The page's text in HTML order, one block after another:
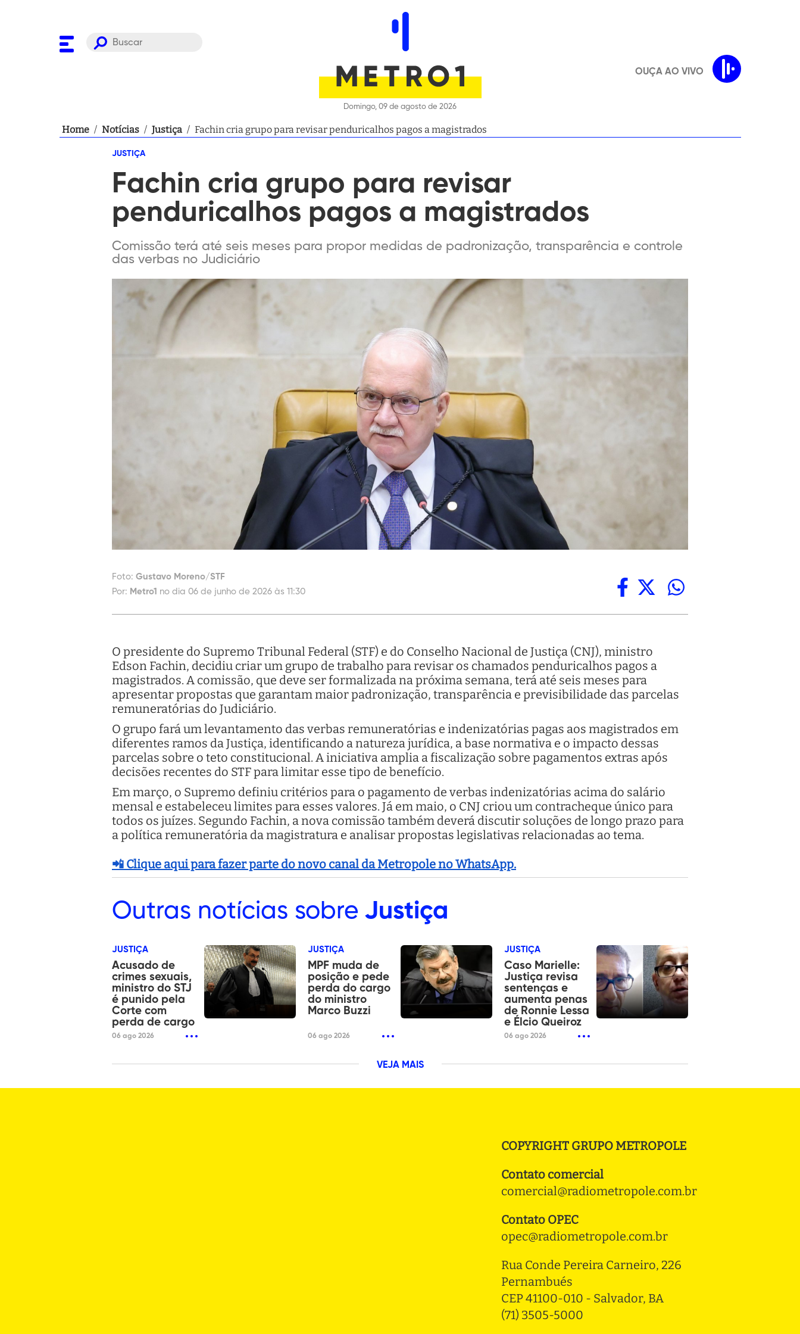
Domingo, 09 de agosto de 2026
OUÇA AO VIVO
Home / Notícias / Justiça / Fachin cria grupo para revisar penduricalhos pagos a magistrados
JUSTIÇA
Fachin cria grupo para revisar
penduricalhos pagos a magistrados
Comissão terá até seis meses para propor medidas de padronização, transparência e controle
das verbas no Judiciário
Foto: Gustavo Moreno/STF
Por: Metro1 no dia 06 de junho de 2026 às 11:30
O presidente do Supremo Tribunal Federal (STF) e do Conselho Nacional de Justiça (CNJ), ministro
Edson Fachin, decidiu criar um grupo de trabalho para revisar os chamados penduricalhos pagos a
magistrados. A comissão, que deve ser formalizada na próxima semana, terá até seis meses para
apresentar propostas que garantam maior padronização, transparência e previsibilidade das parcelas
remuneratórias do Judiciário.
O grupo fará um levantamento das verbas remuneratórias e indenizatórias pagas aos magistrados em
diferentes ramos da Justiça, identificando a natureza jurídica, a base normativa e o impacto dessas
parcelas sobre o teto constitucional. A iniciativa amplia a fiscalização sobre pagamentos extras após
decisões recentes do STF para limitar esse tipo de benefício.
Em março, o Supremo definiu critérios para o pagamento de verbas indenizatórias acima do salário
mensal e estabeleceu limites para esses valores. Já em maio, o CNJ criou um contracheque único para
todos os juízes. Segundo Fachin, a nova comissão também deverá discutir soluções de longo prazo para
a política remuneratória da magistratura e analisar propostas legislativas relacionadas ao tema.
📲 Clique aqui para fazer parte do novo canal da Metropole no WhatsApp.
Outras notícias sobre Justiça
JUSTIÇA
Acusado de
crimes sexuais,
ministro do STJ
é punido pela
Corte com
perda de cargo
06 ago 2026
JUSTIÇA
MPF muda de
posição e pede
perda do cargo
do ministro
Marco Buzzi
06 ago 2026
JUSTIÇA
Caso Marielle:
Justiça revisa
sentenças e
aumenta penas
de Ronnie Lessa
e Élcio Queiroz
06 ago 2026
VEJA MAIS
COPYRIGHT GRUPO METROPOLE
Contato comercial
comercial@radiometropole.com.br
Contato OPEC
opec@radiometropole.com.br
Rua Conde Pereira Carneiro, 226
Pernambués
CEP 41100-010 - Salvador, BA
(71) 3505-5000